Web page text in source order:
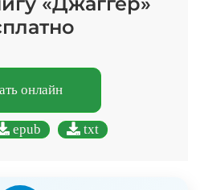
онлайн
epub txt